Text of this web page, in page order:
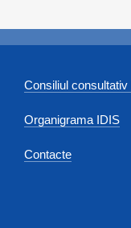
Consiliul consultativ
Organigrama IDIS
Contacte